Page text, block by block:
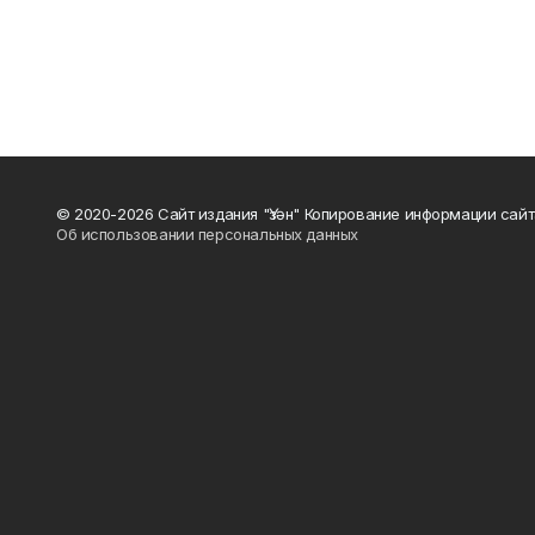
© 2020-2026 Сайт издания "Үзән" Копирование информации
Об использовании персональных данных